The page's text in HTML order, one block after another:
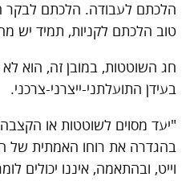
הלכתם לעבודה. הלכתם לבקר
טוב הלכתם לקניות, תמיד יש
חג השוטטות, במובן זה, הוא
בעידן התועלתני-ייצרני-צרכני.
"יעד מסוים לשוטטות או
בהגדרה את רוחו האמתית של
וייט, ובהתאמה, איננו יכולים